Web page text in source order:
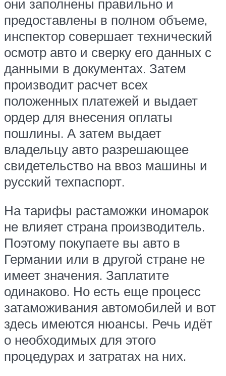
они заполнены правильно и
предоставлены в полном объеме,
инспектор совершает технический
осмотр авто и сверку его данных с
данными в документах. Затем
производит расчет всех
положенных платежей и выдает
ордер для внесения оплаты
пошлины. А затем выдает
владельцу авто разрешающее
свидетельство на ввоз машины и
русский техпаспорт.
На тарифы растаможки иномарок
не влияет страна производитель.
Поэтому покупаете вы авто в
Германии или в другой стране не
имеет значения. Заплатите
одинаково. Но есть еще процесс
затаможивания автомобилей и вот
здесь имеются нюансы. Речь идёт
о необходимых для этого
процедурах и затратах на них.